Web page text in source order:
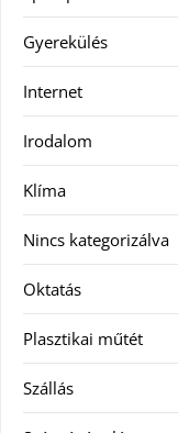
Gyerekülés
Internet
Irodalom
Klíma
Nincs kategorizálva
Oktatás
Plasztikai műtét
Szállás